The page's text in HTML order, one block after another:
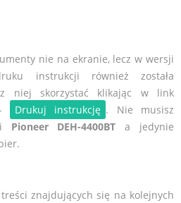
nie na ekranie, lecz w wersji
instrukcji również została
niej skorzystać klikając w link
Drukuj instrukcję . Nie musisz
Pioneer DEH-4400BT a jedynie
znajdujących się na kolejnych